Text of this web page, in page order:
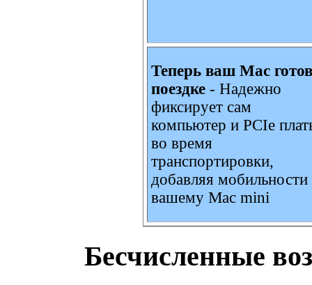
Теперь ваш Mac
поездке - Надежно
фиксирует сам
компьютер и PCIe
во время
транспортировки,
добавляя мобильности
вашему Mac mini
Бесчисленные